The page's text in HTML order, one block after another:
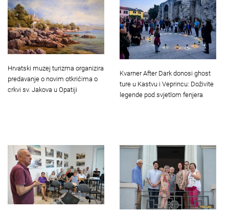
Hrvatski muzej turizma organizira
predavanje o novim otkrićima o
crkvi sv. Jakova u Opatiji
Kvarner After Dark donosi ghost
ture u Kastvu i Veprincu: Doživite
legende pod svjetlom fenjera